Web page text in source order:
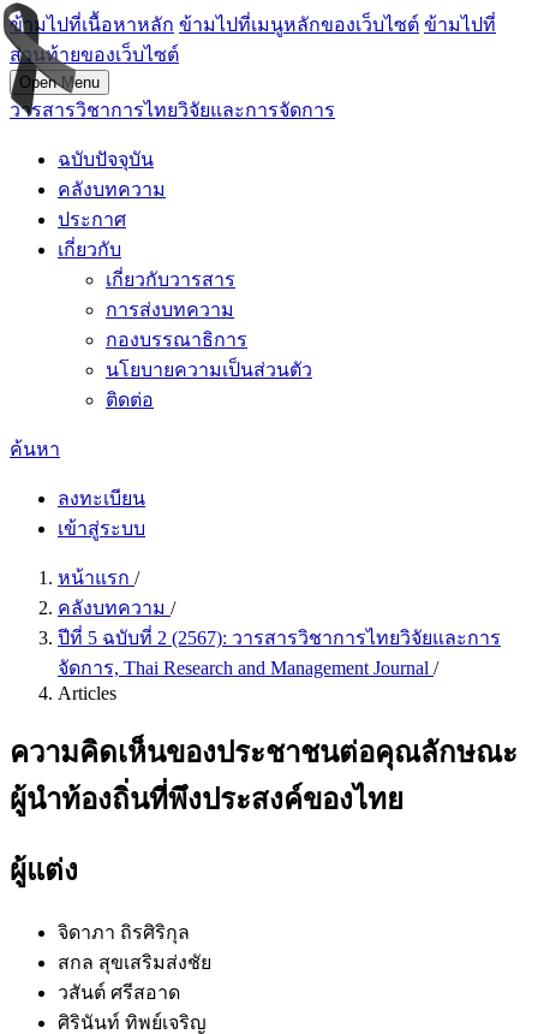
ข้ามไปที่เนื้อหาหลัก ข้ามไปที่เมนูหลักของเว็บไซต์ ข้ามไปที่
ส่วนท้ายของเว็บไซต์
Open Menu
วารสารวิชาการไทยวิจัยและการจัดการ
ฉบับปัจจุบัน
คลังบทความ
ประกาศ
เกี่ยวกับ
เกี่ยวกับวารสาร
การส่งบทความ
กองบรรณาธิการ
นโยบายความเป็นส่วนตัว
ติดต่อ
ค้นหา
ลงทะเบียน
เข้าสู่ระบบ
หน้าแรก /
คลังบทความ /
ปีที่ 5 ฉบับที่ 2 (2567): วารสารวิชาการไทยวิจัยและการ
จัดการ, Thai Research and Management Journal /
Articles
ความคิดเห็นของประชาชนต่อคุณลักษณะ
ผู้นำท้องถิ่นที่พึงประสงค์ของไทย
ผู้แต่ง
จิดาภา ถิรศิริกุล
สกล สุขเสริมส่งชัย
วสันต์ ศรีสอาด
ศิรินันท์ ทิพย์เจริญ